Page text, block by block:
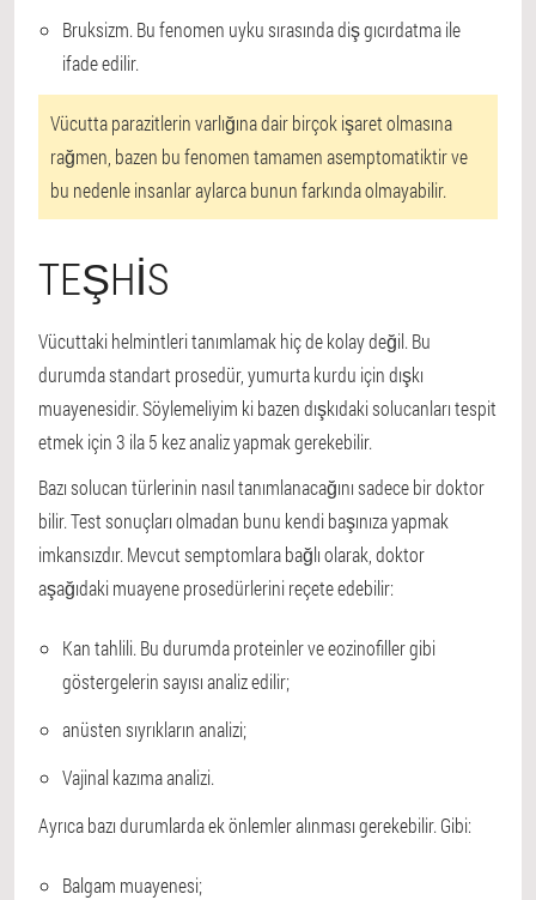
Bruksizm. Bu fenomen uyku sırasında diş gıcırdatma ile
ifade edilir.
Vücutta parazitlerin varlığına dair birçok işaret olmasına
rağmen, bazen bu fenomen tamamen asemptomatiktir ve
bu nedenle insanlar aylarca bunun farkında olmayabilir.
TEŞHIS
Vücuttaki helmintleri tanımlamak hiç de kolay değil. Bu
durumda standart prosedür, yumurta kurdu için dışkı
muayenesidir. Söylemeliyim ki bazen dışkıdaki solucanları tespit
etmek için 3 ila 5 kez analiz yapmak gerekebilir.
Bazı solucan türlerinin nasıl tanımlanacağını sadece bir doktor
bilir. Test sonuçları olmadan bunu kendi başınıza yapmak
imkansızdır. Mevcut semptomlara bağlı olarak, doktor
aşağıdaki muayene prosedürlerini reçete edebilir:
Kan tahlili. Bu durumda proteinler ve eozinofiller gibi
göstergelerin sayısı analiz edilir;
anüsten sıyrıkların analizi;
Vajinal kazıma analizi.
Ayrıca bazı durumlarda ek önlemler alınması gerekebilir. Gibi:
Balgam muayenesi;